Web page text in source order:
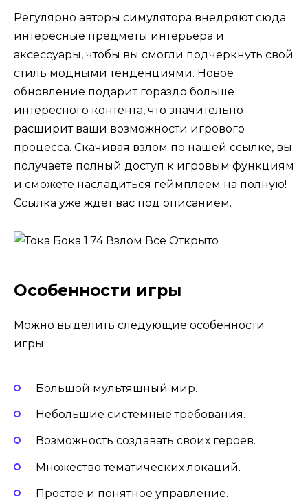
Регулярно авторы симулятора внедряют сюда
интересные предметы интерьера и
аксессуары, чтобы вы смогли подчеркнуть свой
стиль модными тенденциями. Новое
обновление подарит гораздо больше
интересного контента, что значительно
расширит ваши возможности игрового
процесса. Скачивая взлом по нашей ссылке, вы
получаете полный доступ к игровым функциям
и сможете насладиться геймплеем на полную!
Ссылка уже ждет вас под описанием.
Особенности игры
Можно выделить следующие особенности
игры:
Большой мультяшный мир.
Небольшие системные требования.
Возможность создавать своих героев.
Множество тематических локаций.
Простое и понятное управление.